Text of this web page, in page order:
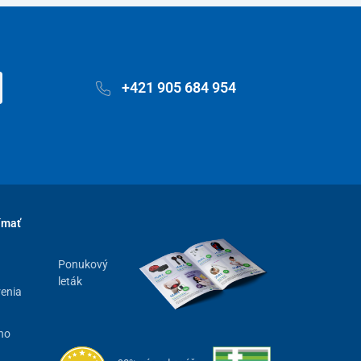
+421 905 684 954
Ponukový
leták